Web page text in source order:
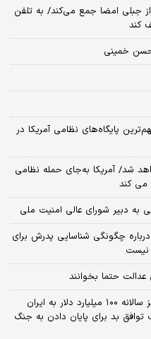
جبلی امضا جمع می‌کند/ به تلفن
کند
خمینی
پایگاه‌های نظامی آمریکا در
شد/ آمریکا به‌جای حمله نظامی
می کند
به دبیر شورای عالی امنیت ملی
چگونگی شناسایی پدرش برای
نیست
حتما بخوانند
توافق پیشنهادی برای بازگشایی تنگه هرمز سالانه ۱۰۰ میلیارد دلار به ایران
توافق بد برای پایان دادن به جنگ